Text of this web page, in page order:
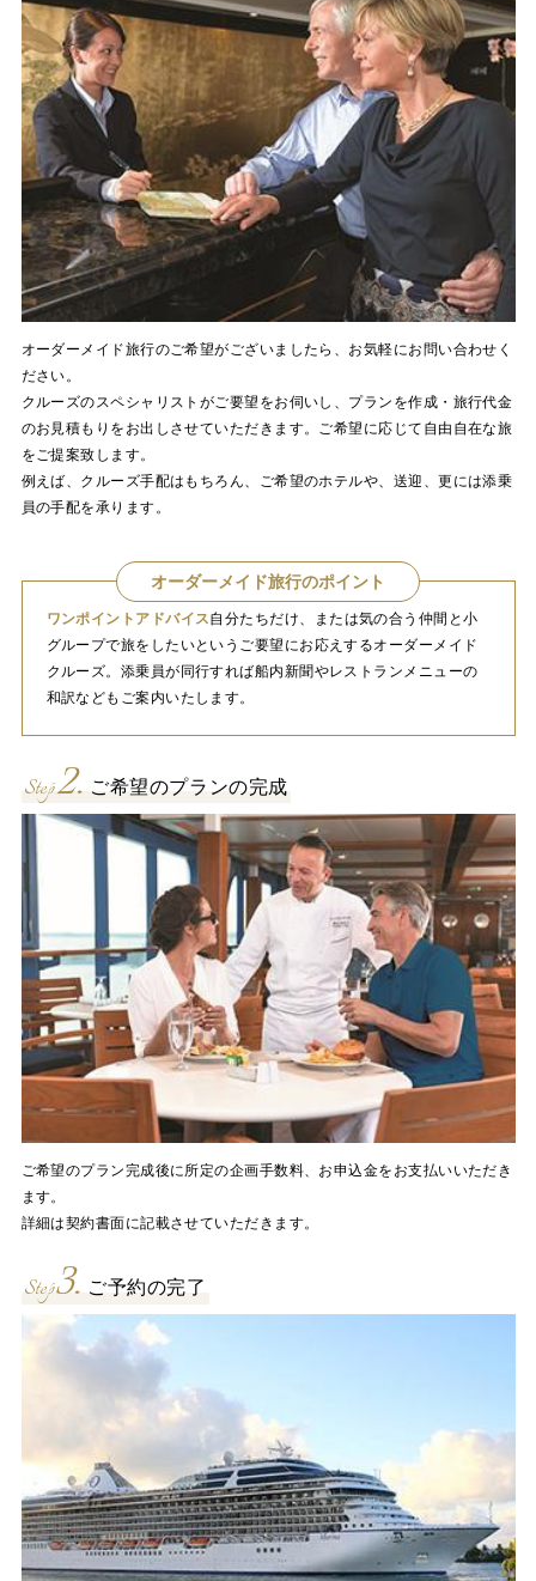
オーダーメイド旅行のご希望がございましたら、お気軽にお問い合わせく
ださい。
クルーズのスペシャリストがご要望をお伺いし、プランを作成・旅行代金
のお見積もりをお出しさせていただきます。ご希望に応じて自由自在な旅
をご提案致します。
例えば、クルーズ手配はもちろん、ご希望のホテルや、送迎、更には添乗
員の手配を承ります。
オーダーメイド旅行のポイント
ワンポイントアドバイス自分たちだけ、または気の合う仲間と小
グループで旅をしたいというご要望にお応えするオーダーメイド
クルーズ。添乗員が同行すれば船内新聞やレストランメニューの
和訳などもご案内いたします。
Step2. ご希望のプランの完成
ご希望のプラン完成後に所定の企画手数料、お申込金をお支払いいただき
ます。
詳細は契約書面に記載させていただきます。
Step3. ご予約の完了